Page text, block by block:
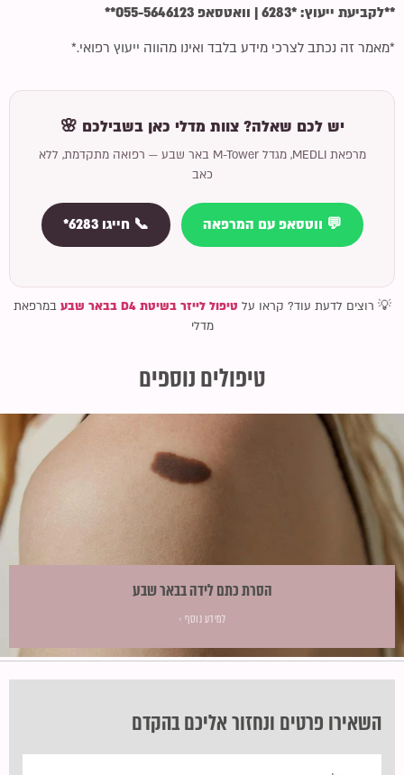
**לקביעת ייעוץ: *6283 | וואטסאפ 055-5646123**
*מאמר זה נכתב לצרכי מידע בלבד ואינו מהווה ייעוץ רפואי.*
יש לכם שאלה? צוות מדלי כאן בשבילכם 🌸
מרפאת MEDLI, מגדל M-Tower באר שבע — רפואה מתקדמת, ללא
כאב
💬 ווטסאפ עם המרפאה 📞 חייגו 6283*
💡 רוצים לדעת עוד? קראו על טיפול לייזר בשיטת D4 בבאר שבע
במרפאת
מדלי
טיפולים נוספים
הסרת כתם לידה בבאר שבע
למידע נוסף ›
השאירו פרטים ונחזור אליכם בהקדם